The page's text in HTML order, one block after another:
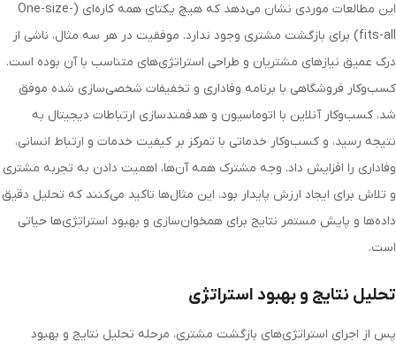
این مطالعات موردی نشان می‌دهد که هیچ یکتای همه کاره‌ای (One-size-
fits-all) برای بازگشت مشتری وجود ندارد. موفقیت در هر سه مثال، ناشی از
درک عمیق نیازهای مشتریان و طراحی استراتژی‌های متناسب با آن بوده است.
کسب‌وکار فروشگاهی با برنامه وفاداری و تخفیفات شخصی‌سازی شده موفق
شد، کسب‌وکار آنلاین با اتوماسیون و هدفمندسازی ارتباطات دیجیتال به
نتیجه رسید، و کسب‌وکار خدماتی با تمرکز بر کیفیت خدمات و ارتباط انسانی،
وفاداری را افزایش داد. وجه مشترک همه آن‌ها، اهمیت دادن به تجربه مشتری
و تلاش برای ایجاد ارزش پایدار بود. این مثال‌ها تاکید می‌کنند که تحلیل دقیق
داده‌ها و پایش مستمر نتایج برای همخوان‌سازی و بهبود استراتژی‌ها حیاتی
است.
تحلیل نتایج و بهبود استراتژی
پس از اجرای استراتژی‌های بازگشت مشتری، مرحله تحلیل نتایج و بهبود